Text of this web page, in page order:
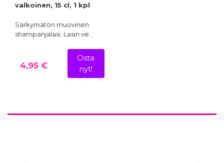
valkoinen, 15 cl, 1 kpl
Särkymätön muovinen
shampanjalasi. Lasin ve…
4,95 €
Osta
nyt!